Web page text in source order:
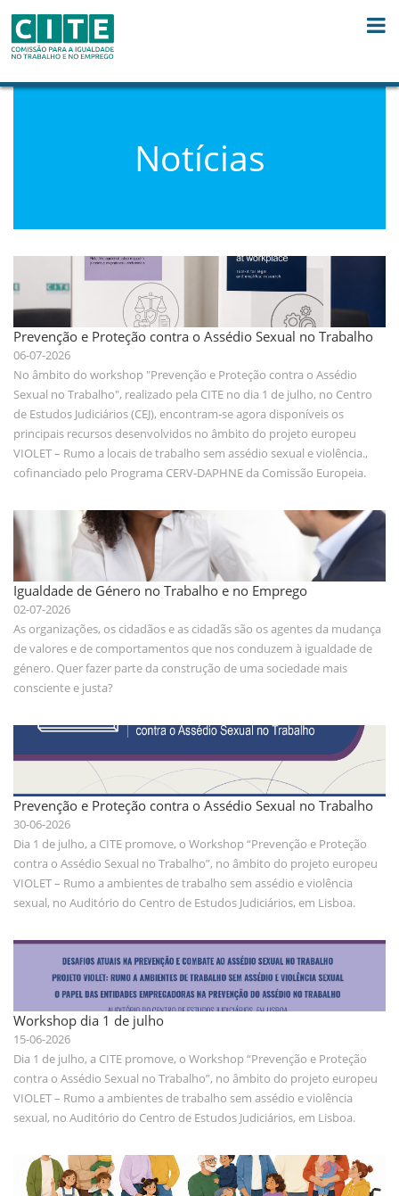
Notícias
Prevenção e Proteção contra o Assédio Sexual no Trabalho
06-07-2026
No âmbito do workshop "Prevenção e Proteção contra o Assédio
Sexual no Trabalho", realizado pela CITE no dia 1 de julho, no Centro
de Estudos Judiciários (CEJ), encontram-se agora disponíveis os
principais recursos desenvolvidos no âmbito do projeto europeu
VIOLET – Rumo a locais de trabalho sem assédio sexual e violência.,
cofinanciado pelo Programa CERV-DAPHNE da Comissão Europeia.
Igualdade de Género no Trabalho e no Emprego
02-07-2026
As organizações, os cidadãos e as cidadãs são os agentes da mudança
de valores e de comportamentos que nos conduzem à igualdade de
género. Quer fazer parte da construção de uma sociedade mais
consciente e justa?
Prevenção e Proteção contra o Assédio Sexual no Trabalho
30-06-2026
Dia 1 de julho, a CITE promove, o Workshop “Prevenção e Proteção
contra o Assédio Sexual no Trabalho”, no âmbito do projeto europeu
VIOLET – Rumo a ambientes de trabalho sem assédio e violência
sexual, no Auditório do Centro de Estudos Judiciários, em Lisboa.
Workshop dia 1 de julho
15-06-2026
Dia 1 de julho, a CITE promove, o Workshop “Prevenção e Proteção
contra o Assédio Sexual no Trabalho”, no âmbito do projeto europeu
VIOLET – Rumo a ambientes de trabalho sem assédio e violência
sexual, no Auditório do Centro de Estudos Judiciários, em Lisboa.